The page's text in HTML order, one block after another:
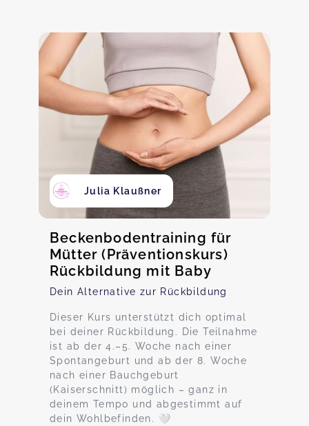
Julia Klaußner
Beckenbodentraining für
Mütter (Präventionskurs)
Rückbildung mit Baby
Dein Alternative zur Rückbildung
Dieser Kurs unterstützt dich optimal
bei deiner Rückbildung. Die Teilnahme
ist ab der 4.–5. Woche nach einer
Spontangeburt und ab der 8. Woche
nach einer Bauchgeburt
(Kaiserschnitt) möglich – ganz in
deinem Tempo und abgestimmt auf
dein Wohlbefinden. 🤍